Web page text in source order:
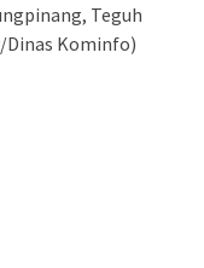
Teguh
Kominfo)